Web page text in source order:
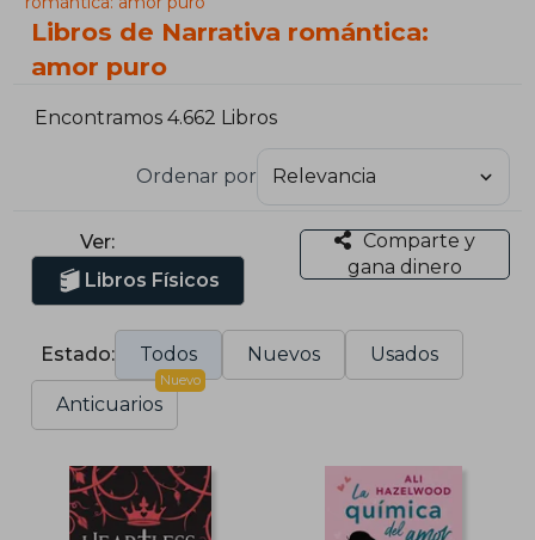
Libros de Narrativa romántica:
amor puro
Encontramos 4.662 Libros
Ordenar por
Ver:
Libros Físicos
Comparte y
gana dinero
Estado: Todos Nuevos Usados
Anticuarios
Nuevo